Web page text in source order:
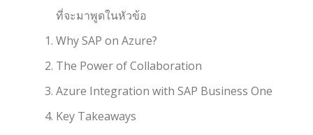
ที่จะมาพูดในหัวข้อ
Why SAP on Azure?
The Power of Collaboration
Azure Integration with SAP Business One
Key Takeaways